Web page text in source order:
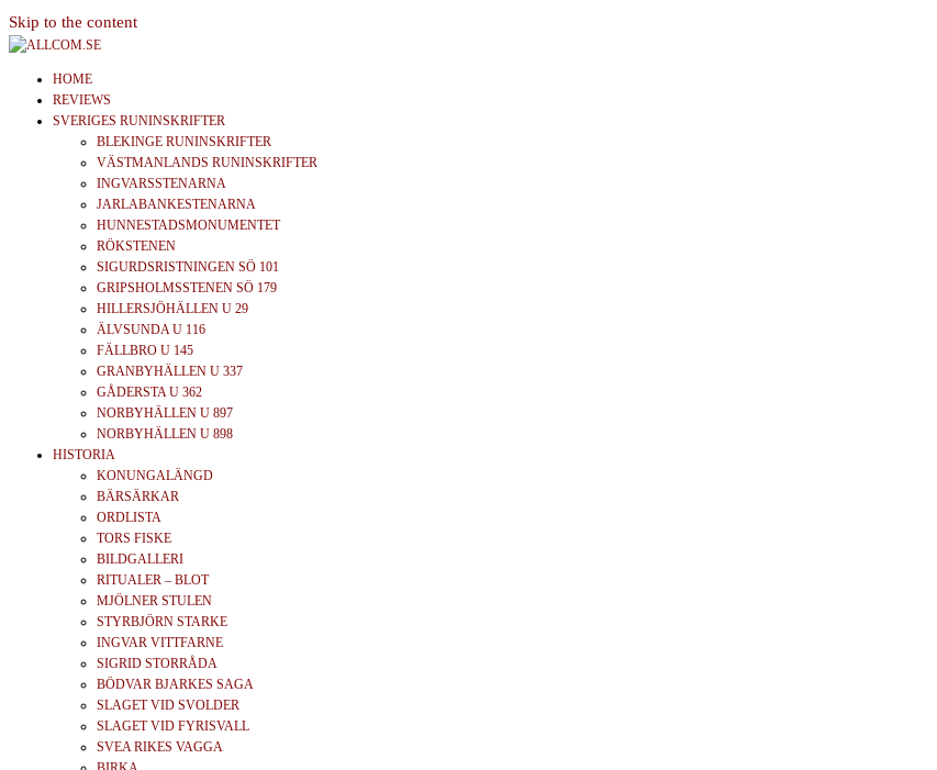
Skip to the content
allcom.se
News | Reviews | History
HOME
REVIEWS
SVERIGES RUNINSKRIFTER
BLEKINGE RUNINSKRIFTER
VÄSTMANLANDS RUNINSKRIFTER
INGVARSSTENARNA
JARLABANKESTENARNA
HUNNESTADSMONUMENTET
RÖKSTENEN
SIGURDSRISTNINGEN SÖ 101
GRIPSHOLMSSTENEN SÖ 179
HILLERSJÖHÄLLEN U 29
ÄLVSUNDA U 116
FÄLLBRO U 145
GRANBYHÄLLEN U 337
GÅDERSTA U 362
NORBYHÄLLEN U 897
NORBYHÄLLEN U 898
HISTORIA
KONUNGALÄNGD
BÄRSÄRKAR
ORDLISTA
TORS FISKE
BILDGALLERI
RITUALER – BLOT
MJÖLNER STULEN
STYRBJÖRN STARKE
INGVAR VITTFARNE
SIGRID STORRÅDA
BÖDVAR BJARKES SAGA
SLAGET VID SVOLDER
SLAGET VID FYRISVALL
SVEA RIKES VAGGA